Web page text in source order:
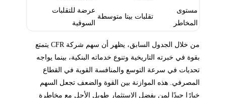
مستوى
المخاطر
تقلبات بيتا متوسطة
عرضة للتقلبات
السوقية
من خلال الجدول السابق، يظهر أن سهم شركة CFR يتمتع
بقوة في خبرته التاريخية وتنوع خدماته البنكية، بينما يواجه
تحديات في سرعة التوسع والمنافسة القوية في القطاع
المصرفي. هذه الموازنة بين القوة والضعف تجعل السهم
خيارًا جيدًا لمن يفضل الاستثمار طويل الأجل مع مخاطرة